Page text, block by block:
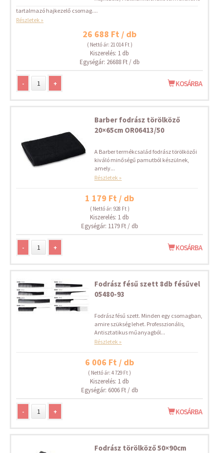
tartalmazó hajkezelő csomag....
Részletek »
26 688 Ft / db
( Nettó ár: 21 014 Ft )
Kiszerelés: 1 db
Egységár: 26688 Ft / db
- + KOSÁRBA
Barber fodrász törölköző
20×65cm OR06413/50
A Barber termékcsalád fodrász törölközői
kiváló minőségű pamutból készülnek,
amely...
Részletek »
1 179 Ft / db
( Nettó ár: 928 Ft )
Kiszerelés: 1 db
Egységár: 1179 Ft / db
- + KOSÁRBA
Fodrász fésű szett 8db fésűvel
05480-93
Fodrász fésű szett. Minden egy csomagban,
amire szükség lehet. Professzionális,
Antisztatikus műanyagból...
Részletek »
6 006 Ft / db
( Nettó ár: 4 729 Ft )
Kiszerelés: 1 db
Egységár: 6006 Ft / db
- + KOSÁRBA
Fodrász törölköző 50×90cm